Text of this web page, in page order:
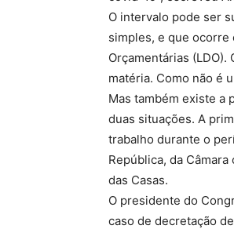
O intervalo pode ser
simples, e que ocorre
Orçamentárias
matéria. Como não é
Mas também existe a
duas situações. A
trabalho durante o
República, da
das Casas.
O presidente do
caso de decretação